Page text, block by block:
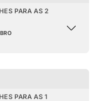
PARA AS 2
PARA AS 1